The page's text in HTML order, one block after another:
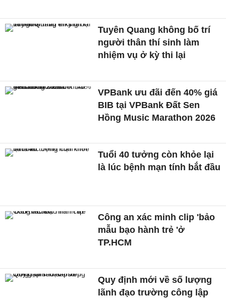
Tuyên Quang không bố trí
người thân thí sinh làm
nhiệm vụ ở kỳ thi lại
VPBank ưu đãi đến 40% giá
BIB tại VPBank Đất Sen
Hồng Music Marathon 2026
Tuổi 40 tưởng còn khỏe lại
là lúc bệnh mạn tính bắt đầu
Công an xác minh clip 'bảo
mẫu bạo hành trẻ 'ở
TP.HCM
Quy định mới về số lượng
lãnh đạo trường công lập